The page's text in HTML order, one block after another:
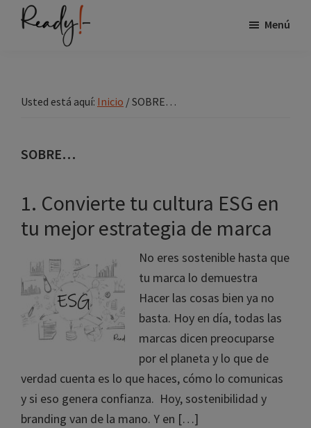
Saltar
Saltar
principal
visibilidad
en
en
el
sector
industria
Menú
Usted está aquí: Inicio /SOBRE…
SOBRE…
1. Convierte tu cultura ESG en
tu mejor estrategia de marca
No eres sostenible hasta que
tu marca lo demuestra
Hacer las cosas bien ya no
basta. Hoy en día, todas las
marcas dicen preocuparse
por el planeta y lo que de
verdad cuenta es lo que haces, cómo lo comunicas
y si eso genera confianza. Hoy, sostenibilidad y
branding van de la mano. Y en […]